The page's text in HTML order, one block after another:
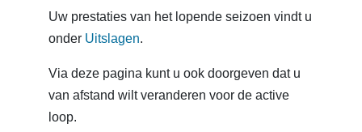
Uw prestaties van het lopende seizoen vindt u
onder Uitslagen.
Via deze pagina kunt u ook doorgeven dat u
van afstand wilt veranderen voor de active
loop.